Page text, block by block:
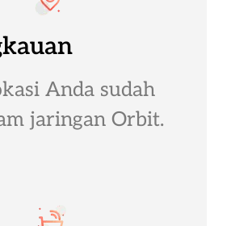
Anda sudah
jaringan Orbit.